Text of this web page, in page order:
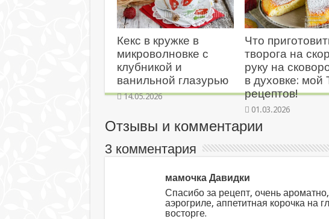
14.05.2026
Кекс в кружке в
микроволновке с
клубникой и
ванильной глазурью
14.05.2026
Что
творога на
руку на
в духовке:
рецептов!
01.03.2026
Отзывы и комментарии
3 комментария
мамочка Давидки
Спасибо за рецепт, очень
аэрогриле, аппетитная корочка на
восторге.